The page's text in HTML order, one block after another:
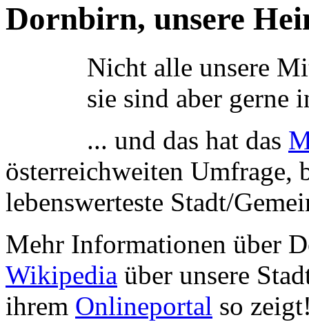
Dornbirn, unsere
Nicht alle unsere
sie sind aber gerne
... und das hat das
österreichweiten Umfrage,
lebenswerteste Stadt/
Mehr Informationen über
Wikipedia über unsere
ihrem Onlineportal so